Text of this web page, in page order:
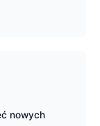
nowych